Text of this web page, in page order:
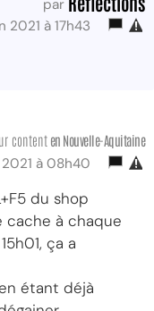
par
à 17h43
content en Nouvelle-Aquitaine
à 08h40
du shop
cache à chaque
ça a
étant déjà